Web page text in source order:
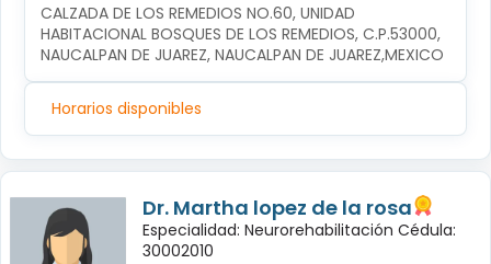
CALZADA DE LOS REMEDIOS NO.60, UNIDAD
HABITACIONAL BOSQUES DE LOS REMEDIOS, C.P.53000,
NAUCALPAN DE JUAREZ, NAUCALPAN DE JUAREZ,MEXICO
Horarios disponibles
Dr. Martha lopez de la rosa
Especialidad: Neurorehabilitación Cédula:
30002010